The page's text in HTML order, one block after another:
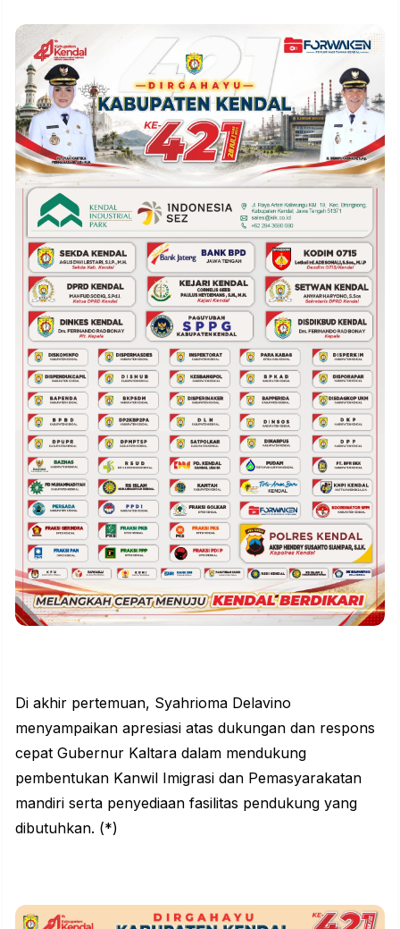
Di akhir pertemuan, Syahrioma Delavino
menyampaikan apresiasi atas dukungan dan respons
cepat Gubernur Kaltara dalam mendukung
pembentukan Kanwil Imigrasi dan Pemasyarakatan
mandiri serta penyediaan fasilitas pendukung yang
dibutuhkan. (*)